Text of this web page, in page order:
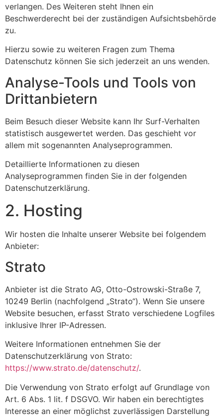
verlangen. Des Weiteren steht Ihnen ein
Beschwerderecht bei der zuständigen Aufsichtsbehörde
zu.
Hierzu sowie zu weiteren Fragen zum Thema
Datenschutz können Sie sich jederzeit an uns wenden.
Analyse-Tools und Tools von
Dritt­anbietern
Beim Besuch dieser Website kann Ihr Surf-Verhalten
statistisch ausgewertet werden. Das geschieht vor
allem mit sogenannten Analyseprogrammen.
Detaillierte Informationen zu diesen
Analyseprogrammen finden Sie in der folgenden
Datenschutzerklärung.
2. Hosting
Wir hosten die Inhalte unserer Website bei folgendem
Anbieter:
Strato
Anbieter ist die Strato AG, Otto-Ostrowski-Straße 7,
10249 Berlin (nachfolgend „Strato“). Wenn Sie unsere
Website besuchen, erfasst Strato verschiedene Logfiles
inklusive Ihrer IP-Adressen.
Weitere Informationen entnehmen Sie der
Datenschutzerklärung von Strato:
https://www.strato.de/datenschutz/.
Die Verwendung von Strato erfolgt auf Grundlage von
Art. 6 Abs. 1 lit. f DSGVO. Wir haben ein berechtigtes
Interesse an einer möglichst zuverlässigen Darstellung